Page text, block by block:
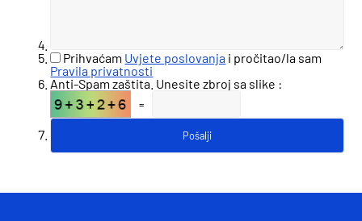
Prihvaćam Uvjete poslovanja i pročitao/la sam
Pravila privatnosti
Anti-Spam zaštita. Unesite zbroj sa slike :
=